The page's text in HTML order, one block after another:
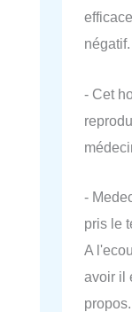
négatif.
- Cet
-
pris le
A
avoir il
propos.